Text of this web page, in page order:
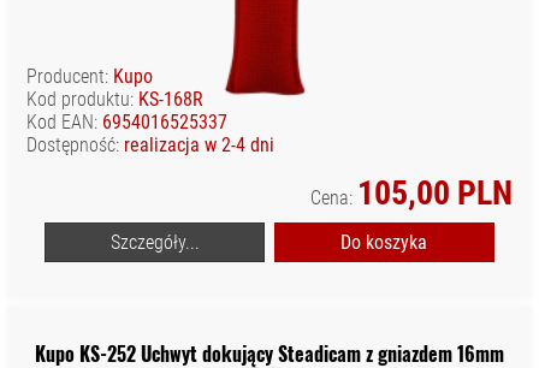
Producent: Kupo
Kod produktu: KS-168R
Kod EAN: 6954016525337
Dostępność: realizacja w 2-4 dni
Cena: 105,00 PLN
Szczegóły... Do koszyka
Kupo KS-252 Uchwyt dokujący Steadicam z gniazdem 16mm